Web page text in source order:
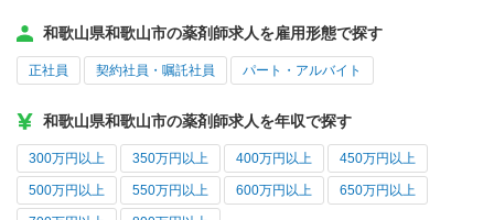
和歌山県和歌山市の薬剤師求人を雇用形態で探す
正社員 契約社員・嘱託社員 パート・アルバイト
和歌山県和歌山市の薬剤師求人を年収で探す
300万円以上 350万円以上 400万円以上 450万円以上
500万円以上 550万円以上 600万円以上 650万円以上